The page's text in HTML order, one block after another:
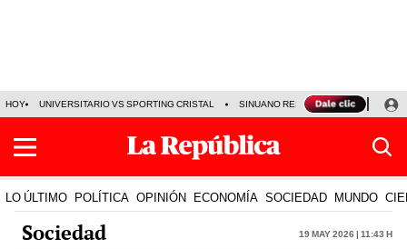
HOY UNIVERSITARIO VS SPORTING CRISTAL SINUANO RESULTADOS HOY
LO ÚLTIMO POLÍTICA OPINIÓN ECONOMÍA SOCIEDAD MUNDO
Sociedad 19 May 2026 | 11:43 h